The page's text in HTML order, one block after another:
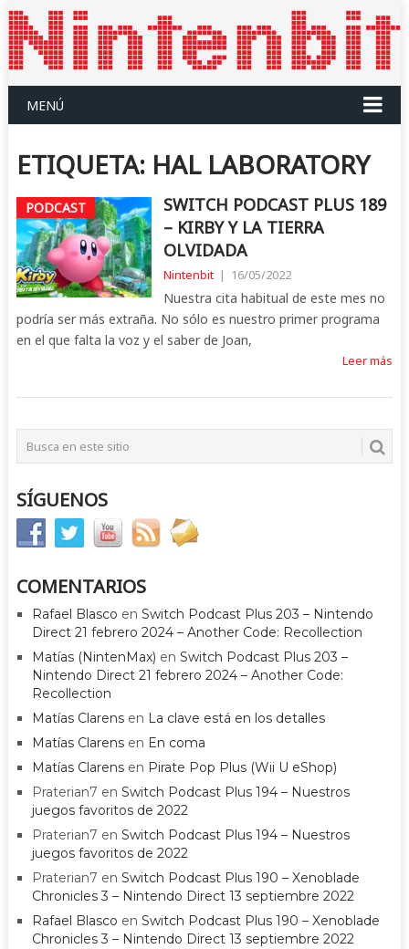
MENÚ
ETIQUETA: HAL LABORATORY
PODCAST
SWITCH PODCAST PLUS 189
– KIRBY Y LA TIERRA
OLVIDADA
Nintenbit | 16/05/2022
Nuestra cita habitual de este mes no
podría ser más extraña. No sólo es nuestro primer programa
en el que falta la voz y el saber de Joan,
Leer más
SÍGUENOS
COMENTARIOS
Rafael Blasco en Switch Podcast Plus 203 – Nintendo
Direct 21 febrero 2024 – Another Code: Recollection
Matías (NintenMax) en Switch Podcast Plus 203 –
Nintendo Direct 21 febrero 2024 – Another Code:
Recollection
Matías Clarensen La clave está en los detalles
Matías Clarensen En coma
Matías Clarensen Pirate Pop Plus (Wii U eShop)
Praterian7 en Switch Podcast Plus 194 – Nuestros
juegos favoritos de 2022
Praterian7 en Switch Podcast Plus 194 – Nuestros
juegos favoritos de 2022
Praterian7 en Switch Podcast Plus 190 – Xenoblade
Chronicles 3 – Nintendo Direct 13 septiembre 2022
Rafael Blasco en Switch Podcast Plus 190 – Xenoblade
Chronicles 3 – Nintendo Direct 13 septiembre 2022